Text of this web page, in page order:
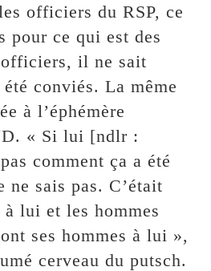
officiers du RSP, ce
pour ce qui est des
il ne sait
conviés. La même
à l’éphémère
« Si lui [ndlr :
comment ça a été
sais pas. C’était
à lui et les hommes
ses hommes à lui »,
cerveau du putsch.